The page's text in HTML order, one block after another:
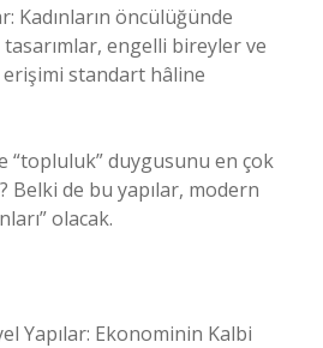
Kadınların öncülüğünde
tasarımlar, engelli bireyler ve
erişimi standart hâline
“topluluk” duygusunu en çok
Belki de bu yapılar, modern
olacak.
Yapılar: Ekonominin Kalbi